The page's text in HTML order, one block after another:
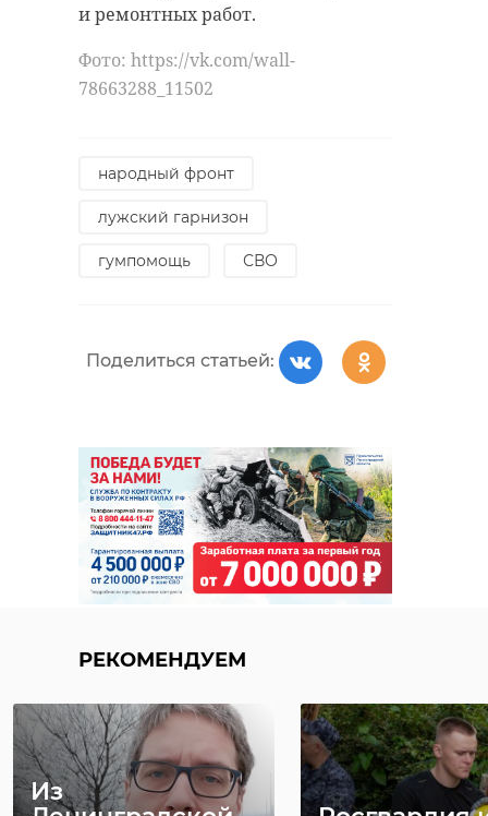
и ремонтных работ.
Фото: https://vk.com/wall-
78663288_11502
народный фронт
лужский гарнизон
гумпомощь СВО
Поделиться статьей:
РЕКОМЕНДУЕМ
Из